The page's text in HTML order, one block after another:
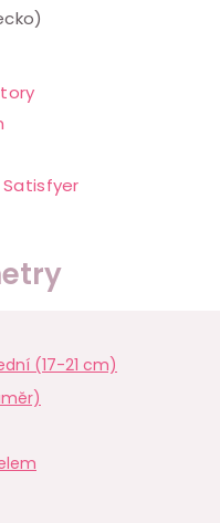
Satisfyer
(17-21 cm)